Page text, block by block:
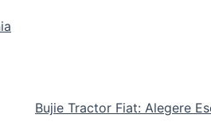
Bujie Tractor Fiat: Alegere